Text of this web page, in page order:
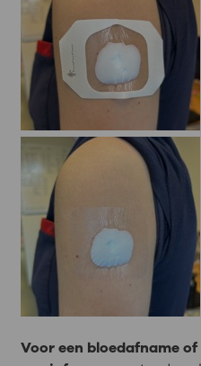
Voor een bloedafname